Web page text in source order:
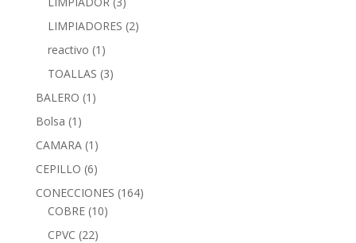
LIMPIADORES (2)
reactivo (1)
TOALLAS (3)
BALERO (1)
Bolsa (1)
CAMARA (1)
CEPILLO (6)
CONECCIONES (164)
COBRE (10)
CPVC (22)